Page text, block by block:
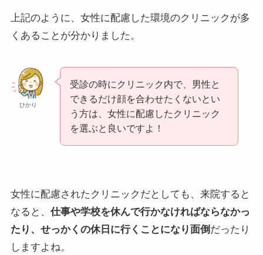
上記のように、女性に配慮した環境のクリニックが多
くあることが分かりました。
ひかり
受診の時にクリニック内で、男性と
できるだけ顔を合わせたくないとい
う方は、女性に配慮したクリニック
を選ぶと良いですよ！
女性に配慮されたクリニックだとしても、来院すると
なると、 仕事や学校を休んで行かなければならなかっ
たり、せっかくの休日に行くことになり面倒 だったり
しますよね。